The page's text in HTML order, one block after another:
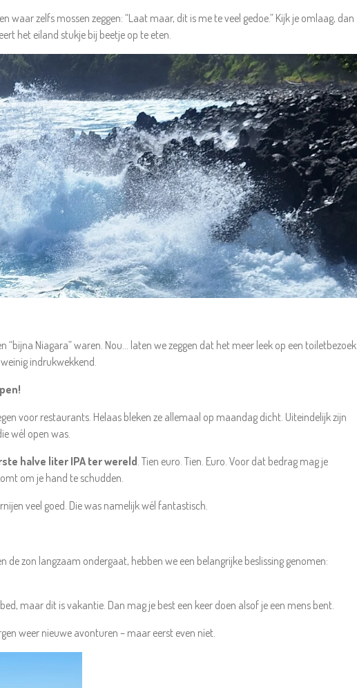
waar zelfs mossen zeggen: “Laat maar, dit is me te veel gedoe.” Kijk je omlaag, dan
het eiland stukje bij beetje op te eten.
“bijna Niagara” waren. Nou… laten we zeggen dat het meer leek op een toiletbezoek
indrukwekkend.
voor restaurants. Helaas bleken ze allemaal op maandag dicht. Uiteindelijk zijn
wél open was.
halve liter IPA ter wereld. Tien euro. Tien. Euro. Voor dat bedrag mag je
om je hand te schudden.
veel goed. Die was namelijk wél fantastisch.
de zon langzaam ondergaat, hebben we een belangrijke beslissing genomen:
maar dit is vakantie. Dan mag je best een keer doen alsof je een mens bent.
weer nieuwe avonturen – maar eerst even níet.